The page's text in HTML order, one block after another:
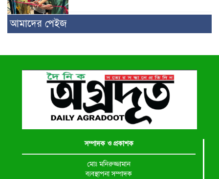
আমাদের পেইজ
সম্পাদক ও প্রকাশক
মোঃ মনিরুজ্জামান
ব্যবস্থাপনা সম্পাদক